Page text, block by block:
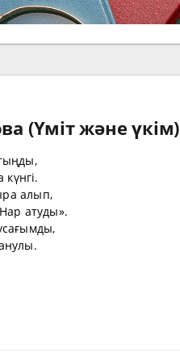
(Үміт және үкім)
алып,
атуды».